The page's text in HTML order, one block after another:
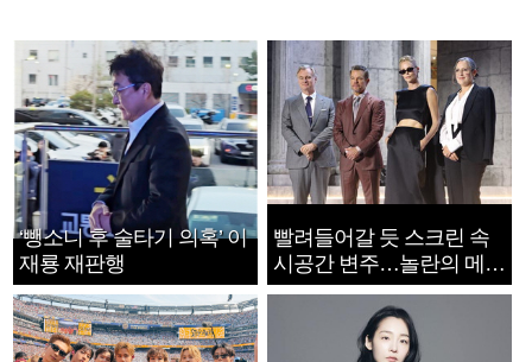
‘뺑소니 후 술타기 의혹’ 이
재룡 재판행
빨려들어갈 듯 스크린 속
시공간 변주…놀란의 메시
지는 ‘전쟁 속죄’